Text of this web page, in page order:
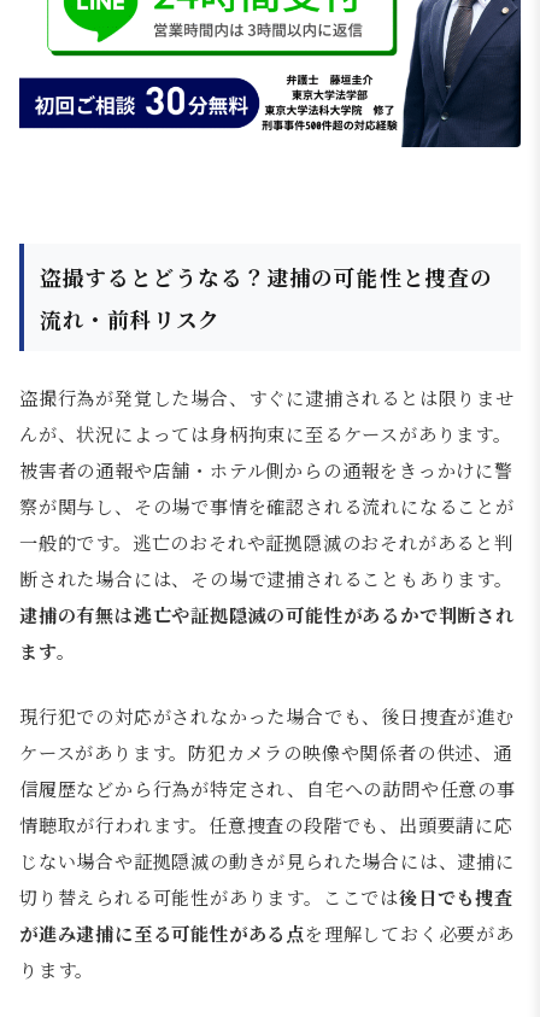
盗撮するとどうなる？逮捕の可能性と捜査の
流れ・前科リスク
盗撮行為が発覚した場合、すぐに逮捕されるとは限りませ
んが、状況によっては身柄拘束に至るケースがあります。
被害者の通報や店舗・ホテル側からの通報をきっかけに警
察が関与し、その場で事情を確認される流れになることが
一般的です。逃亡のおそれや証拠隠滅のおそれがあると判
断された場合には、その場で逮捕されることもあります。
逮捕の有無は逃亡や証拠隠滅の可能性があるかで判断され
ます。
現行犯での対応がされなかった場合でも、後日捜査が進む
ケースがあります。防犯カメラの映像や関係者の供述、通
信履歴などから行為が特定され、自宅への訪問や任意の事
情聴取が行われます。任意捜査の段階でも、出頭要請に応
じない場合や証拠隠滅の動きが見られた場合には、逮捕に
切り替えられる可能性があります。ここでは後日でも捜査
が進み逮捕に至る可能性がある点を理解しておく必要があ
ります。